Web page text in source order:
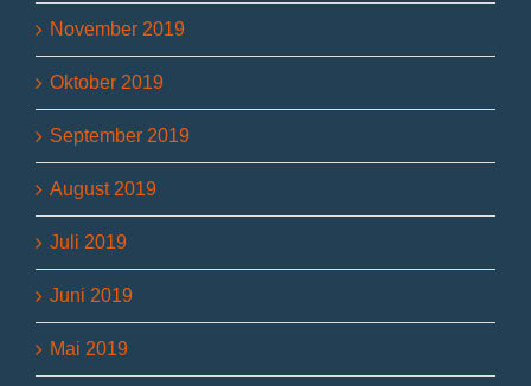
November 2019
Oktober 2019
September 2019
August 2019
Juli 2019
Juni 2019
Mai 2019